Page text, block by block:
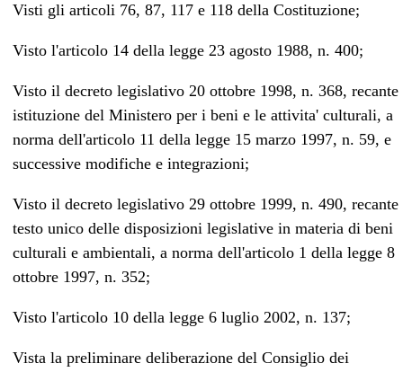
Visti gli articoli 76, 87, 117 e 118 della Costituzione;
Visto l'articolo 14 della legge 23 agosto 1988, n. 400;
Visto il decreto legislativo 20 ottobre 1998, n. 368, recante
istituzione del Ministero per i beni e le attivita' culturali, a
norma dell'articolo 11 della legge 15 marzo 1997, n. 59, e
successive modifiche e integrazioni;
Visto il decreto legislativo 29 ottobre 1999, n. 490, recante
testo unico delle disposizioni legislative in materia di beni
culturali e ambientali, a norma dell'articolo 1 della legge 8
ottobre 1997, n. 352;
Visto l'articolo 10 della legge 6 luglio 2002, n. 137;
Vista la preliminare deliberazione del Consiglio dei